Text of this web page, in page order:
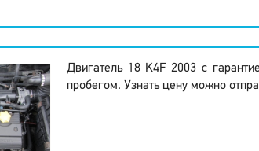
Двигатель 18 K4F 2003 с
пробегом. Узнать цену можно